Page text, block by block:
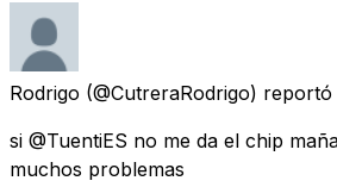
Rodrigo (@CutreraRodrigo) reportó
si @TuentiES no me da el chip
muchos problemas